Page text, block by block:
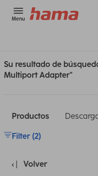
Menu
Su resultado de
Multiport Adapter"
Productos
Filter (2)
Volver